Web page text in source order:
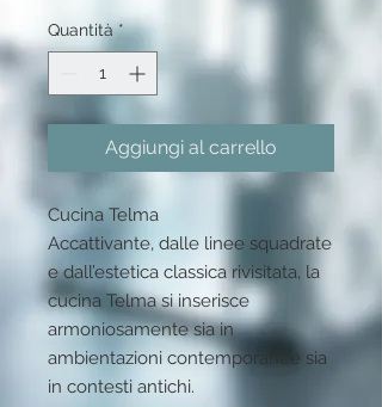
Quantità *
Aggiungi al carrello
Cucina Telma
Accattivante, dalle linee squadrate
e dall’estetica classica rivisitata, la
cucina Telma si inserisce
armoniosamente sia in
ambientazioni contemporanee sia
in contesti antichi.